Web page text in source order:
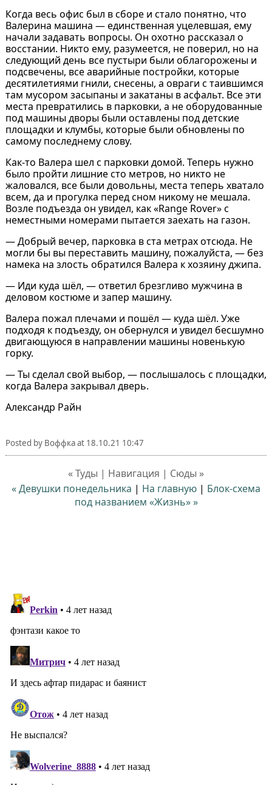
Когда весь офис был в сборе и стало понятно, что
Валерина машина — единственная уцелевшая, ему
начали задавать вопросы. Он охотно рассказал о
восстании. Никто ему, разумеется, не поверил, но на
следующий день все пустыри были облагорожены и
подсвечены, все аварийные постройки, которые
десятилетиями гнили, снесены, а овраги с таившимся
там мусором засыпаны и закатаны в асфальт. Все эти
места превратились в парковки, а не оборудованные
под машины дворы были оставлены под детские
площадки и клумбы, которые были обновлены по
самому последнему слову.
Как-то Валера шел с парковки домой. Теперь нужно
было пройти лишние сто метров, но никто не
жаловался, все были довольны, места теперь хватало
всем, да и прогулка перед сном никому не мешала.
Возле подъезда он увидел, как «Range Rover» с
неместными номерами пытается заехать на газон.
― Добрый вечер, парковка в ста метрах отсюда. Не
могли бы вы переставить машину, пожалуйста, ― без
намека на злость обратился Валера к хозяину джипа.
― Иди куда шёл, ― ответил брезгливо мужчина в
деловом костюме и запер машину.
Валера пожал плечами и пошёл ― куда шёл. Уже
подходя к подъезду, он обернулся и увидел бесшумно
двигающуюся в направлении машины новенькую
горку.
― Ты сделал свой выбор, ― послышалось с площадки,
когда Валера закрывал дверь.
Александр Райн
Posted by Воффкаat 18.10.21 10:47
« Туды | Навигация | Сюды »
« Девушки понедельника | На главную | Блок-схема
под названием «Жизнь» »